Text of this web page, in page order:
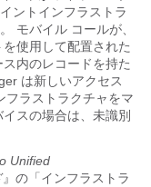
ントインフラストラ
モバイル コールが、
使用して配置された
内のレコードを持た
は新しいアクセス
フラストラクチャをマ
スの場合は、未識別
Unified
』の「インフラストラ